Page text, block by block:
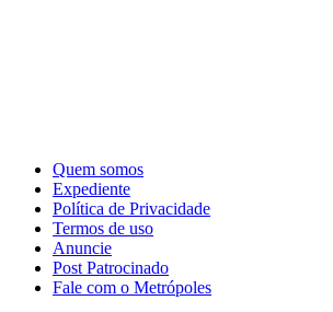
Quem somos
Expediente
Política de Privacidade
Termos de uso
Anuncie
Post Patrocinado
Fale com o Metrópoles